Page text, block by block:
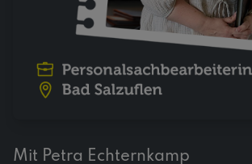
Mit Petra Echternkamp